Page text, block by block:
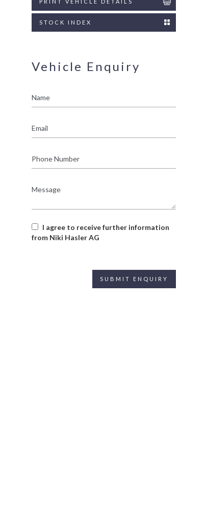
STOCK INDEX
Vehicle Enquiry
Number
I agree to receive further information
from Niki Hasler AG